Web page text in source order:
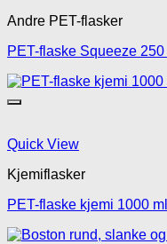
Andre PET-flasker
PET-flaske Squeeze
Quick View
Kjemiflasker
PET-flaske kjemi 1000